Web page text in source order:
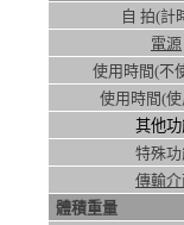
自 拍(計
電源
使用時間(不
使用時間(
其他
特殊
傳輸
體積重量